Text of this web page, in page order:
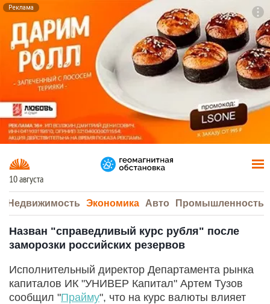
Реклама
10 августа
Недвижимость Экономика Авто Промышленность
Назван "справедливый курс рубля" после
заморозки российских резервов
Исполнительный директор Департамента рынка
капиталов ИК "УНИВЕР Капитал" Артем Тузов
сообщил "Прайму", что на курс валюты влияет